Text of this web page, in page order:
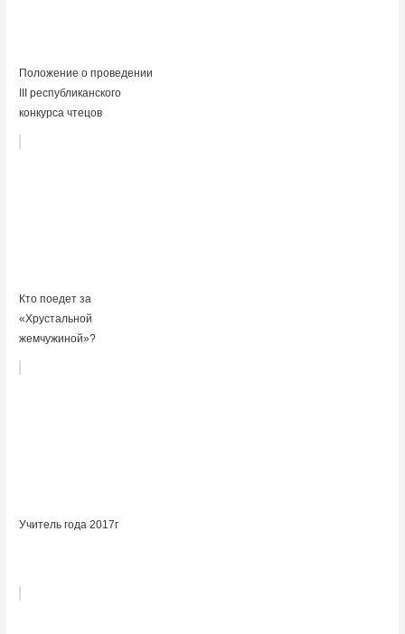
Положение о проведении
III республиканского
конкурса чтецов
Кто поедет за
«Хрустальной
жемчужиной»?
Учитель года 2017г